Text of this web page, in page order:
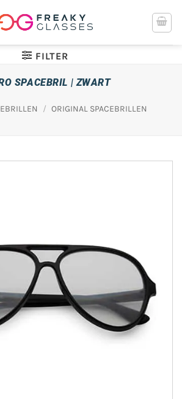
FILTER
SPACEBRIL | ZWART
/ ORIGINAL SPACEBRILLEN